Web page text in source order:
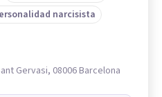
narcisista
Gervasi, 08006 Barcelona